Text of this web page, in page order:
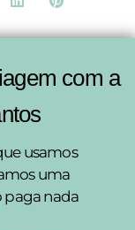
com a
usamos
uma
paga nada